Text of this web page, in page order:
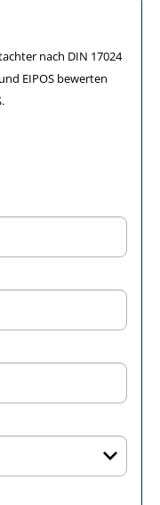
nach DIN 17024
EIPOS bewerten